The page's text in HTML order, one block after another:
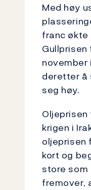
Med høy
franc økte
november
deretter å
seg høy.
krigen i
oljeprisen
kort og
store som
fremover,